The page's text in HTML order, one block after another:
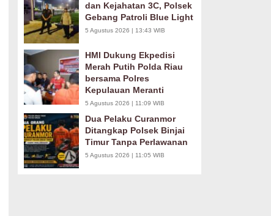
dan Kejahatan 3C, Polsek
Gebang Patroli Blue Light
5 Agustus 2026 | 13:43 WIB
HMI Dukung Ekpedisi
Merah Putih Polda Riau
bersama Polres
Kepulauan Meranti
5 Agustus 2026 | 11:09 WIB
Dua Pelaku Curanmor
Ditangkap Polsek Binjai
Timur Tanpa Perlawanan
5 Agustus 2026 | 11:05 WIB